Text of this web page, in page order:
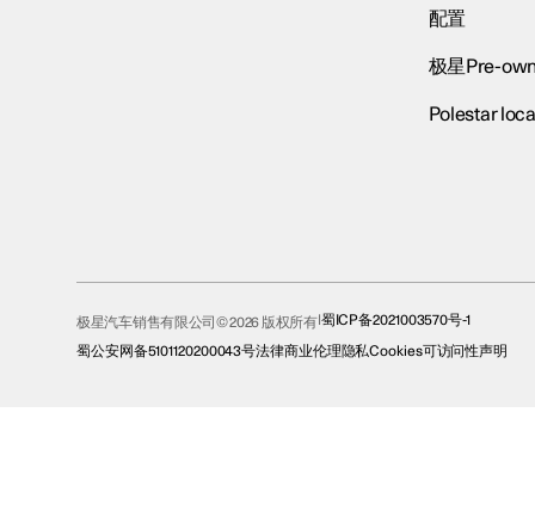
配置
极星Pre-
Polestar
极星汽车销售有限公司© 2026 版权所有 蜀ICP备2021003570号-1
蜀公安网备5101120200043号法律商业伦理隐私Cookies可访问性声明